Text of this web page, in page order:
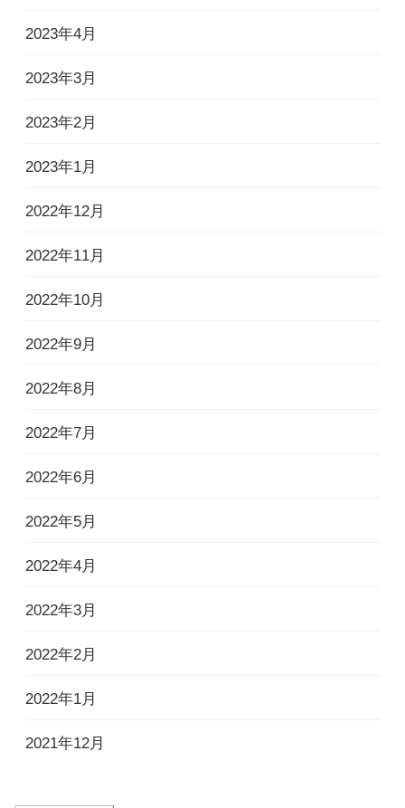
2023年4月
2023年3月
2023年2月
2023年1月
2022年12月
2022年11月
2022年10月
2022年9月
2022年8月
2022年7月
2022年6月
2022年5月
2022年4月
2022年3月
2022年2月
2022年1月
2021年12月